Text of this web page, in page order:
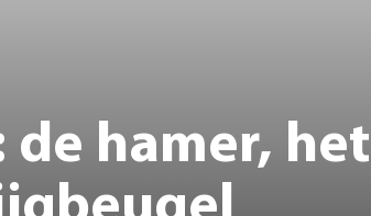
hamer, het